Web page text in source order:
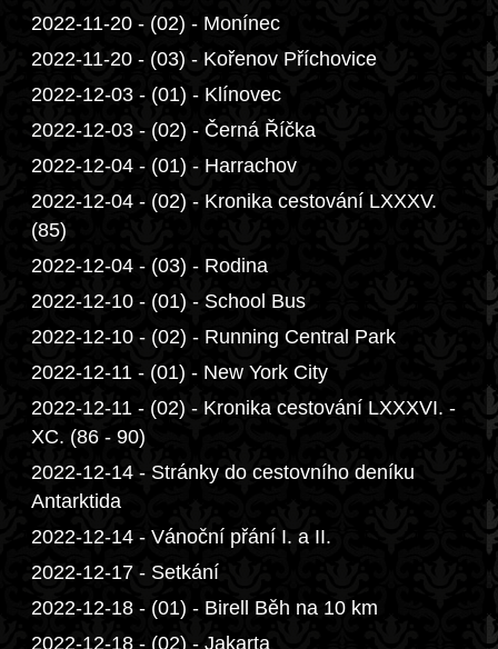
2022-11-20 - (02) - Monínec
2022-11-20 - (03) - Kořenov Příchovice
2022-12-03 - (01) - Klínovec
2022-12-03 - (02) - Černá Říčka
2022-12-04 - (01) - Harrachov
2022-12-04 - (02) - Kronika cestování LXXXV.
(85)
2022-12-04 - (03) - Rodina
2022-12-10 - (01) - School Bus
2022-12-10 - (02) - Running Central Park
2022-12-11 - (01) - New York City
2022-12-11 - (02) - Kronika cestování LXXXVI. -
XC. (86 - 90)
2022-12-14 - Stránky do cestovního deníku
Antarktida
2022-12-14 - Vánoční přání I. a II.
2022-12-17 - Setkání
2022-12-18 - (01) - Birell Běh na 10 km
2022-12-18 - (02) - Jakarta